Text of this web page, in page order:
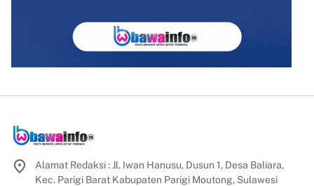
Alamat Redaksi : Jl. Iwan Hanusu, Dusun 1, Desa Baliara,
Kec. Parigi Barat Kabupaten Parigi Moutong, Sulawesi